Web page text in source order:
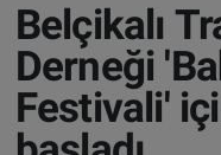
Belçikalı
Derneği
Festivali'
ALMANYA
FRANSA
ALMANYA
TÜRKİYE
Trafik Durumu
Süper Lig Puan